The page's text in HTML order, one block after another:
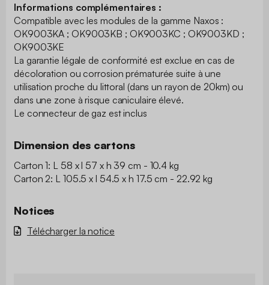
Informations complémentaires :
Compatible avec les modules de la gamme Naxos :
OK9003KA ; OK9003KB ; OK9003KC ; OK9003KD ;
OK9003KE
La garantie légale de conformité est exclue en cas de
décoloration ou corrosion prématurée suite à une
utilisation proche du littoral (dans un rayon de 20km) ou
dans une zone à risque caniculaire élevé.
Le connecteur de gaz est inclus
Dimension des cartons
Carton 1: L 58 x l 57 x h 39 cm - 10.4 kg
Carton 2: L 105.5 x l 54.5 x h 17.5 cm - 22.92 kg
Notices
Télécharger la notice